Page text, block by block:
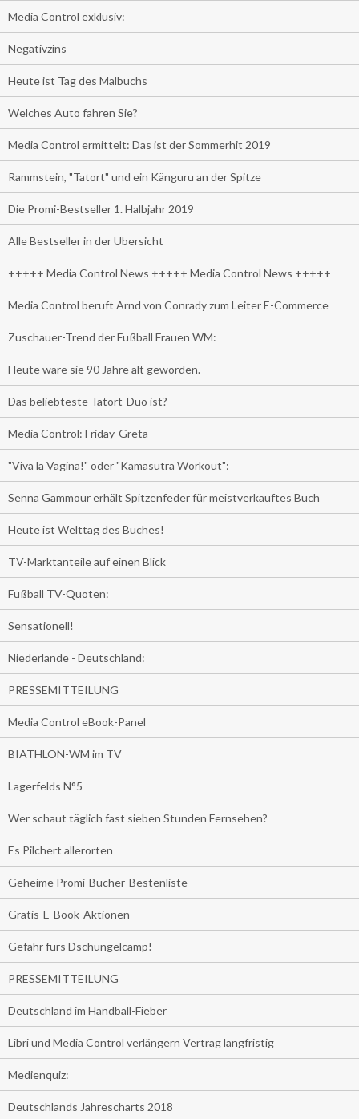
Media Control exklusiv:
Negativzins
Heute ist Tag des Malbuchs
Welches Auto fahren Sie?
Media Control ermittelt: Das ist der Sommerhit 2019
Rammstein, "Tatort" und ein Känguru an der Spitze
Die Promi-Bestseller 1. Halbjahr 2019
Alle Bestseller in der Übersicht
+++++ Media Control News +++++ Media Control News +++++
Media Control beruft Arnd von Conrady zum Leiter E-Commerce
Zuschauer-Trend der Fußball Frauen WM:
Heute wäre sie 90 Jahre alt geworden.
Das beliebteste Tatort-Duo ist?
Media Control: Friday-Greta
"Viva la Vagina!" oder "Kamasutra Workout":
Senna Gammour erhält Spitzenfeder für meistverkauftes Buch
Heute ist Welttag des Buches!
TV-Marktanteile auf einen Blick
Fußball TV-Quoten:
Sensationell!
Niederlande - Deutschland:
PRESSEMITTEILUNG
Media Control eBook-Panel
BIATHLON-WM im TV
Lagerfelds N°5
Wer schaut täglich fast sieben Stunden Fernsehen?
Es Pilchert allerorten
Geheime Promi-Bücher-Bestenliste
Gratis-E-Book-Aktionen
Gefahr fürs Dschungelcamp!
PRESSEMITTEILUNG
Deutschland im Handball-Fieber
Libri und Media Control verlängern Vertrag langfristig
Medienquiz:
Deutschlands Jahrescharts 2018